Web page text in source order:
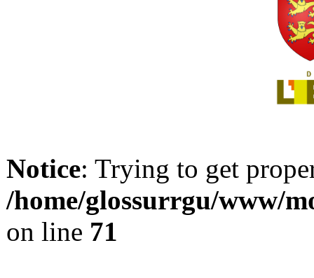
Notice: Trying to get
/home/glossurrgu/www/
on line 71